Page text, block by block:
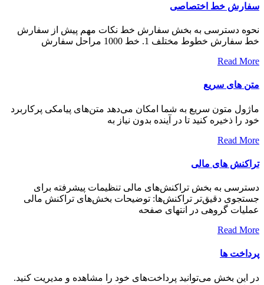
سفارش خط اختصاصی
نحوه دسترسی به بخش سفارش خط نکات مهم پیش از سفارش
خط سفارش خطوط مختلف 1. خط 1000 مراحل سفارش
Read More
متن های سریع
ماژول متون سریع به شما امکان می‌دهد متن‌های پیامکی پرکاربرد
خود را ذخیره کنید تا در آینده بدون نیاز به
Read More
تراکنش های مالی
دسترسی به بخش تراکنش‌های مالی تنظیمات پیشرفته برای
جستجوی دقیق‌تر تراکنش‌ها: توضیحات بخش‌های تراکنش مالی
عملیات گروهی در انتهای صفحه
Read More
پرداخت ها
در این بخش می‌توانید پرداخت‌های خود را مشاهده و مدیریت کنید.